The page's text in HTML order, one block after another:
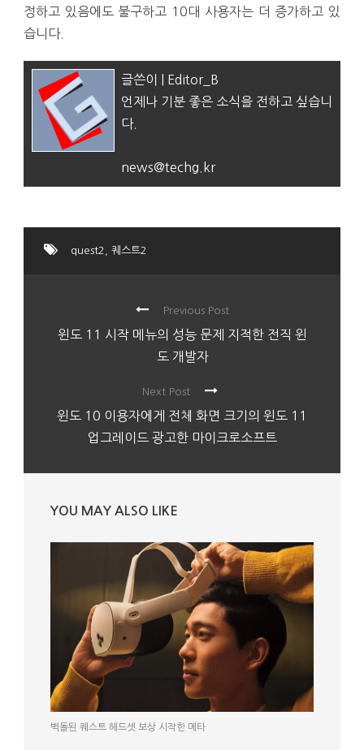
정하고 있음에도 불구하고 10대 사용자는 더 증가하고 있
습니다.
글쓴이 | Editor_B
언제나 기분 좋은 소식을 전하고 싶습니
다.
news@techg.kr
quest2 퀘스트2
Previous Post
윈도 11 시작 메뉴의 성능 문제 지적한 전직 윈
도 개발자
Next Post
윈도 10 이용자에게 전체 화면 크기의 윈도 11
업그레이드 광고한 마이크로소프트
YOU MAY ALSO LIKE
벽돌된 퀘스트 헤드셋 보상 시작한 메타